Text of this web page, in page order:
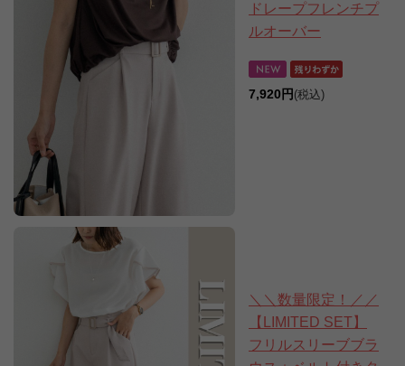
ドレープフレンチプ
ルオーバー
7,920円 (税込)
＼＼数量限定！／／
【LIMITED SET】
フリルスリーブブラ